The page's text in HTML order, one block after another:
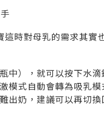
時對母乳的需求其實
中），就可以按下水
模式自動會轉為吸乳
奶，建議可以再切換